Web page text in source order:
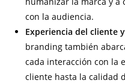
con la audiencia.
Experiencia del cliente
branding también
cada interacción con la
cliente hasta la calidad